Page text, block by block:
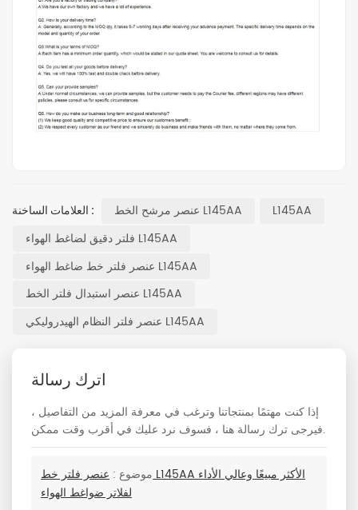
العلامات الساخنة : عنصر مرشح الخط L145AA
L145AA
فلتر دقيق لضاغط الهواء L145AA
عنصر فلتر خط ضاغط الهواء L145AA
عنصر استبدال فلتر الخط L145AA
عنصر فلتر النظام الهيدروليكي L145AA
اترك رسالة
إذا كنت مهتمًا بمنتجاتنا وترغب في معرفة المزيد من التفاصيل ،
فيرجى ترك رسالة هنا ، فسوف نرد عليك في أقرب وقت ممكن.
موضوع : عنصر فلتر خط L145AA الأكثر مبيعًا وعالي الأداء
لفلاتر ضواغط الهواء